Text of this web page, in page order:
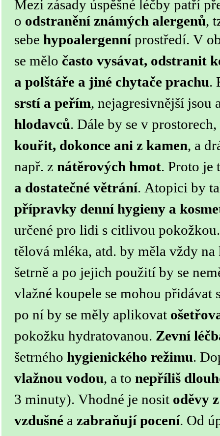
Mezi zásady úspěšné léčby patří
o odstranění známých alergenů,
sebe hypoalergenníprostředí. V
se mělo často vysávat, odstranit
a polštáře a jiné chytače prachu.
srstí a peřím, nejagresivnější jsou
hlodavců. Dále by se v
kouřit, dokonce ani z kamen, a
např. z nátěrových hmot. Proto je
a dostatečné větrání. Atopici by
přípravky denní hygieny a
určené pro lidi s citlivou
tělová mléka, atd. by měla vždy
šetrně a po jejich použití by se
vlažné koupele se mohou přidávat
po ní by se měly aplikovat
pokožku hydratovanou. Zevní
šetrného hygienického režimu.
vlažnou vodou, a to nepříliš
3 minuty). Vhodné je nosit oděvy
vzdušné a zabraňují pocení. Od